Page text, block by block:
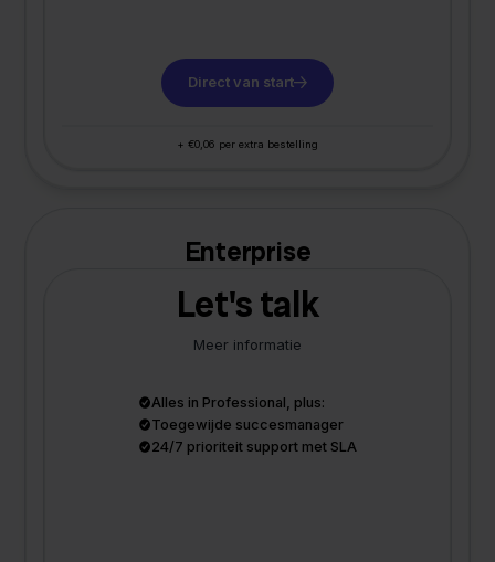
Direct van start
+ €0,06 per extra bestelling
Enterprise
Let's talk
Meer informatie
Alles in Professional, plus:
Toegewijde succesmanager
24/7 prioriteit support met SLA